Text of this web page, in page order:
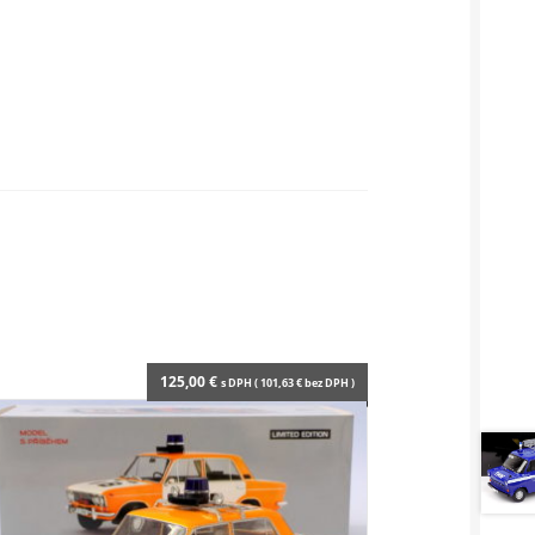
125,00€ s DPH (101,63€bez DPH )